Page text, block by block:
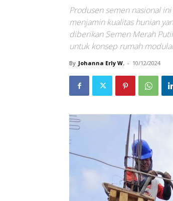
Produsen semen nasional
menjamin kualitas hunian
diberikan Semen Merah
untuk konsep rumah
By Johanna Erly W. - 10/12/2024